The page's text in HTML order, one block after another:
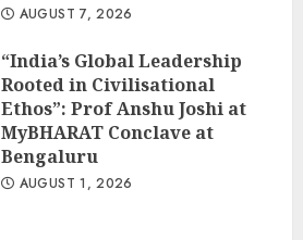
AUGUST 7, 2026
“India’s Global Leadership
Rooted in Civilisational
Ethos”: Prof Anshu Joshi at
MyBHARAT Conclave at
Bengaluru
AUGUST 1, 2026